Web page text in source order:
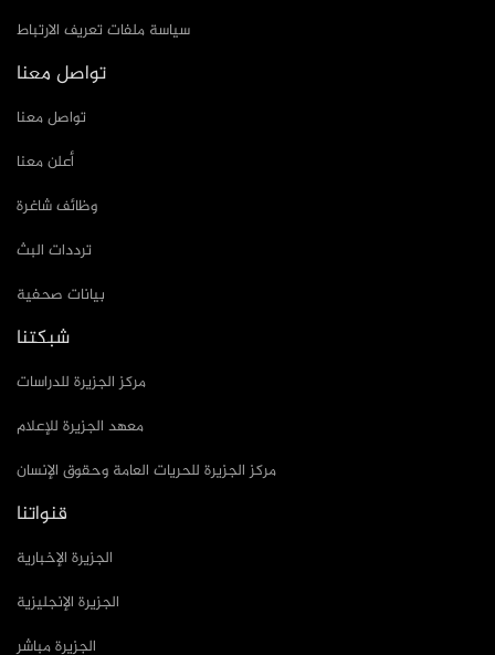
سياسة ملفات تعريف الارتباط
تواصل معنا
تواصل معنا
أعلن معنا
وظائف شاغرة
ترددات البث
بيانات صحفية
شبكتنا
مركز الجزيرة للدراسات
معهد الجزيرة للإعلام
مركز الجزيرة للحريات العامة وحقوق الإنسان
قنواتنا
الجزيرة الإخبارية
الجزيرة الإنجليزية
الجزيرة مباشر